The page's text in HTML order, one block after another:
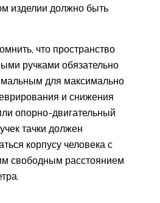
изделии должно быть
что пространство
ручками обязательно
для максимально
и снижения
опорно-двигательный
тачки должен
корпусу человека с
свободным расстоянием